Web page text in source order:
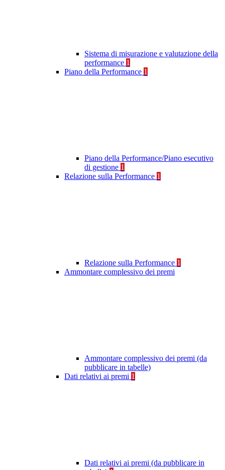
Sistema di misurazione e valutazione della
performance 1
Piano della Performance 1
Piano della Performance/Piano esecutivo
di gestione 1
Relazione sulla Performance 1
Relazione sulla Performance 1
Ammontare complessivo dei premi
Ammontare complessivo dei premi (da
pubblicare in tabelle)
Dati relativi ai premi 1
Dati relativi ai premi (da pubblicare in